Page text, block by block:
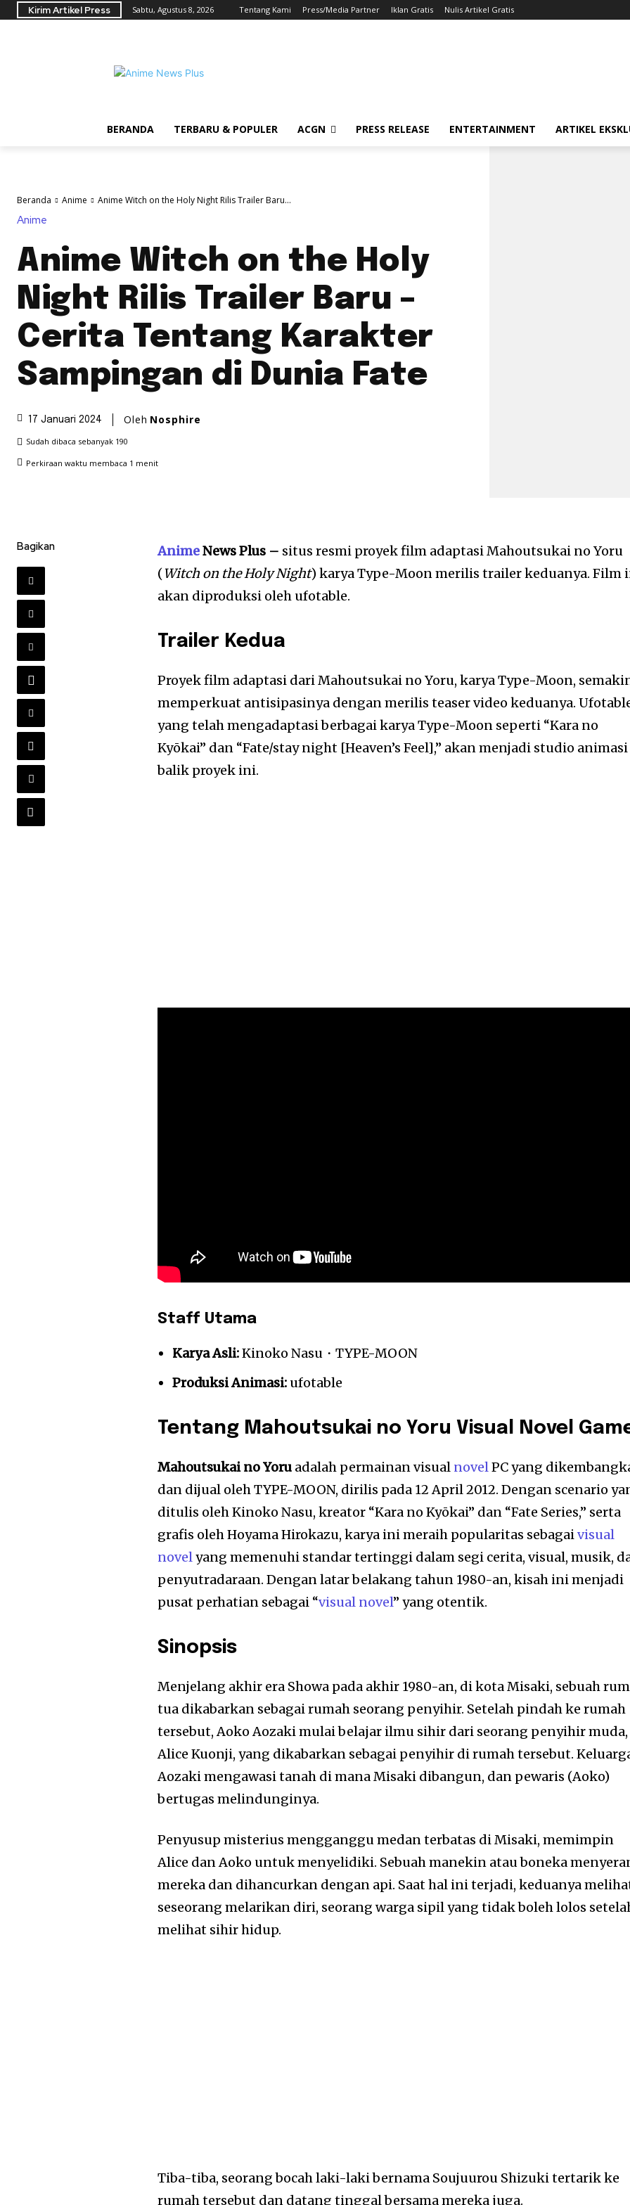
Kirim Artikel Press Sabtu, Agustus 8, 2026 Tentang Kami Press/Media Partner Iklan Gratis Nulis Artikel Gratis
BERANDA TERBARU & POPULER ACGN PRESS RELEASE ENTERTAINMENT ARTIKEL
Beranda Anime Anime Witch on the Holy Night Rilis Trailer Baru...
Anime
Anime Witch on the Holy
Night Rilis Trailer Baru –
Cerita Tentang Karakter
Sampingan di Dunia Fate
17 Januari 2024 Oleh Nosphire
Sudah dibaca sebanyak 190
Perkiraan waktu membaca 1 menit
Bagikan AnimeNews Plus – situs resmi proyek film adaptasi Mahoutsukai no Yoru
(Witch on the Holy Night) karya Type-Moon merilis trailer keduanya. Film
akan diproduksi oleh ufotable.
Trailer Kedua
Proyek film adaptasi dari Mahoutsukai no Yoru, karya Type-Moon,
memperkuat antisipasinya dengan merilis teaser video keduanya.
yang telah mengadaptasi berbagai karya Type-Moon seperti “Kara no
Kyōkai” dan “Fate/stay night [Heaven’s Feel],” akan menjadi studio
balik proyek ini.
Staff Utama
Karya Asli:Kinoko Nasu・TYPE-MOON
Produksi Animasi: ufotable
Tentang Mahoutsukai no Yoru Visual Novel
Mahoutsukai no Yoru adalah permainan visual novelPC yang
dan dijual oleh TYPE-MOON, dirilis pada 12 April 2012. Dengan scenario
ditulis oleh Kinoko Nasu, kreator “Kara no Kyōkai” dan “Fate Series,” serta
grafis oleh Hoyama Hirokazu, karya ini meraih popularitas sebagaivisual
novelyang memenuhi standar tertinggi dalam segi cerita, visual, musik,
penyutradaraan. Dengan latar belakang tahun 1980-an, kisah ini menjadi
pusat perhatian sebagai “visual novel” yang otentik.
Sinopsis
Menjelang akhir era Showa pada akhir 1980-an, di kota Misaki, sebuah
tua dikabarkan sebagai rumah seorang penyihir. Setelah pindah ke rumah
tersebut, Aoko Aozaki mulai belajar ilmu sihir dari seorang penyihir muda,
Alice Kuonji, yang dikabarkan sebagai penyihir di rumah tersebut.
Aozaki mengawasi tanah di mana Misaki dibangun, dan pewaris (Aoko)
bertugas melindunginya.
Penyusup misterius mengganggu medan terbatas di Misaki, memimpin
Alice dan Aoko untuk menyelidiki. Sebuah manekin atau boneka
mereka dan dihancurkan dengan api. Saat hal ini terjadi, keduanya
seseorang melarikan diri, seorang warga sipil yang tidak boleh lolos
melihat sihir hidup.
Tiba-tiba, seorang bocah laki-laki bernama Soujuurou Shizuki tertarik ke
rumah tersebut dan datang tinggal bersama mereka juga.